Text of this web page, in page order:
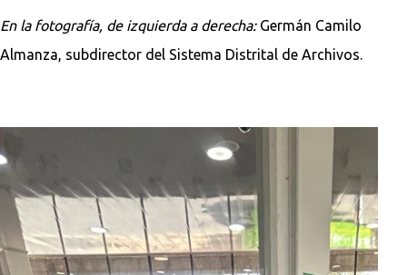
En la fotografía, de izquierda a derecha: Germán Camilo
Almanza, subdirector del Sistema Distrital de Archivos.